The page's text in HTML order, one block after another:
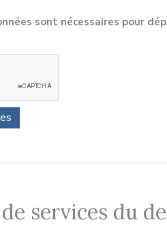
sont nécessaires pour
services du